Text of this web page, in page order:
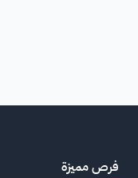
فرص مميزة